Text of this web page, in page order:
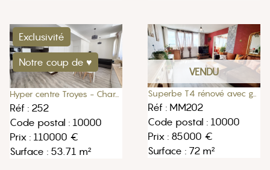
Exclusivité
Notre coup de ♥
Hyper centre Troyes - Charmant T2 de 54m2
Réf : 252
Code postal : 10000
Prix : 110000 €
Surface : 53.71 m²
VENDU
Superbe T4 rénové avec goût, loggia, à deux pas du centre historique de Troyes
Réf : MM202
Code postal : 10000
Prix : 85000 €
Surface : 72 m²